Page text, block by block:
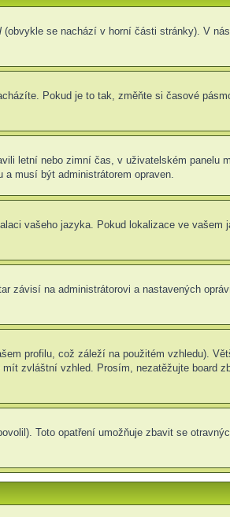
(obvykle se nachází v horní části stránky). V
Pokud je to tak, změňte si časové
letní nebo zimní čas, v uživatelském panelu
a musí být administrátorem opraven.
vašeho jazyka. Pokud lokalizace ve
závisí na administrátorovi a nastavených
profilu, což záleží na použitém vzhledu).
zvláštní vzhled. Prosím, nezatěžujte board
Toto opatření umožňuje zbavit se